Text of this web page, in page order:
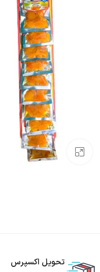
بزرگنمایی تصویر
تحویل اکسپرس